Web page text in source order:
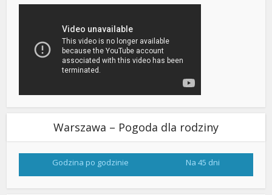
Warszawa – Pogoda dla rodziny
Godzina po godzinie Na 45 dni